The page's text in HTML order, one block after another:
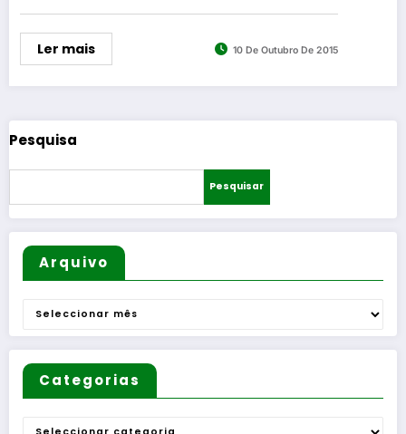
Ler mais 10 De Outubro De 2015
Pesquisa
Pesquisar
Arquivo
Arquivo
Categorias
Categorias